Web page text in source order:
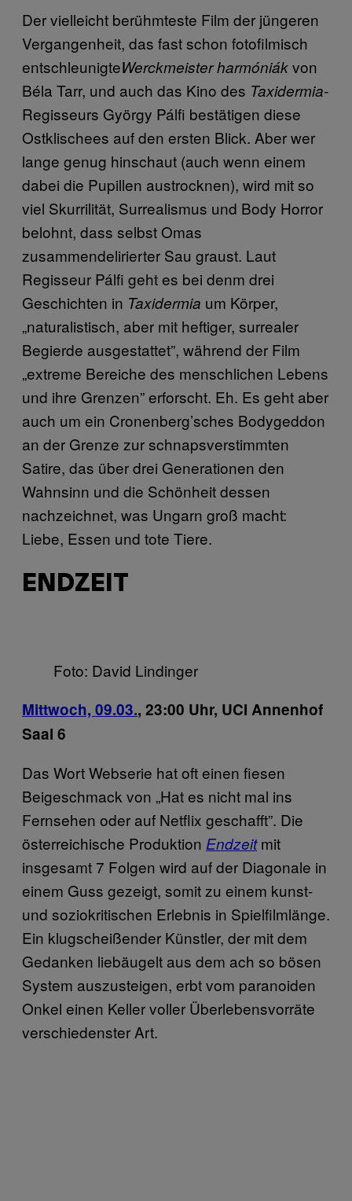
Der vielleicht berühmteste Film der jüngeren
Vergangenheit, das fast schon fotofilmisch
entschleunigteWerckmeister harmóniákvon
Béla Tarr, und auch das Kino des Taxidermia-
Regisseurs György Pálfi bestätigen diese
Ostklischees auf den ersten Blick. Aber wer
lange genug hinschaut (auch wenn einem
dabei die Pupillen austrocknen), wird mit so
viel Skurrilität, Surrealismus und Body Horror
belohnt, dass selbst Omas
zusammendelirierter Sau graust. Laut
Regisseur Pálfi geht es bei denm drei
Geschichten in Taxidermia um Körper,
„naturalistisch, aber mit heftiger, surrealer
Begierde ausgestattet”, während der Film
„extreme Bereiche des menschlichen Lebens
und ihre Grenzen” erforscht. Eh. Es geht aber
auch um ein Cronenberg’sches Bodygeddon
an der Grenze zur schnapsverstimmten
Satire, das über drei Generationen den
Wahnsinn und die Schönheit dessen
nachzeichnet, was Ungarn groß macht:
Liebe, Essen und tote Tiere.
ENDZEIT
Foto: David Lindinger
Mittwoch, 09.03., 23:00 Uhr, UCI Annenhof
Saal 6
Das Wort Webserie hat oft einen fiesen
Beigeschmack von „Hat es nicht mal ins
Fernsehen oder auf Netflix geschafft”. Die
österreichische Produktion Endzeit mit
insgesamt 7 Folgen wird auf der Diagonale in
einem Guss gezeigt, somit zu einem kunst-
und soziokritischen Erlebnis in Spielfilmlänge.
Ein klugscheißender Künstler, der mit dem
Gedanken liebäugelt aus dem ach so bösen
System auszusteigen, erbt vom paranoiden
Onkel einen Keller voller Überlebensvorräte
verschiedenster Art.